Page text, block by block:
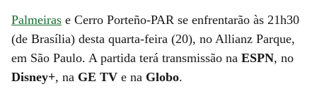
Palmeiras e Cerro Porteño-PAR se enfrentarão às 21h30
(de Brasília) desta quarta-feira (20), no Allianz Parque,
em São Paulo. A partida terá transmissão na ESPN, no
Disney+, na GE TV e na Globo.